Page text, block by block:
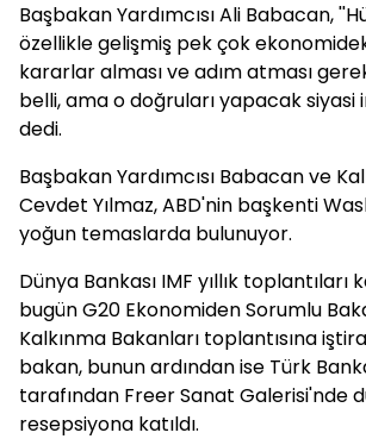
Başbakan Yardımcısı Ali Babacan,
özellikle gelişmiş pek çok
kararlar alması ve adım atması
belli, ama o doğruları yapacak siyasi
dedi.
Başbakan Yardımcısı Babacan ve
Cevdet Yılmaz, ABD'nin başkenti
yoğun temaslarda bulunuyor.
Dünya Bankası IMF yıllık toplantıları
bugün G20 Ekonomiden Sorumlu
Kalkınma Bakanları toplantısına
bakan, bunun ardından ise Türk
tarafından Freer Sanat Galerisi'nde
resepsiyona katıldı.